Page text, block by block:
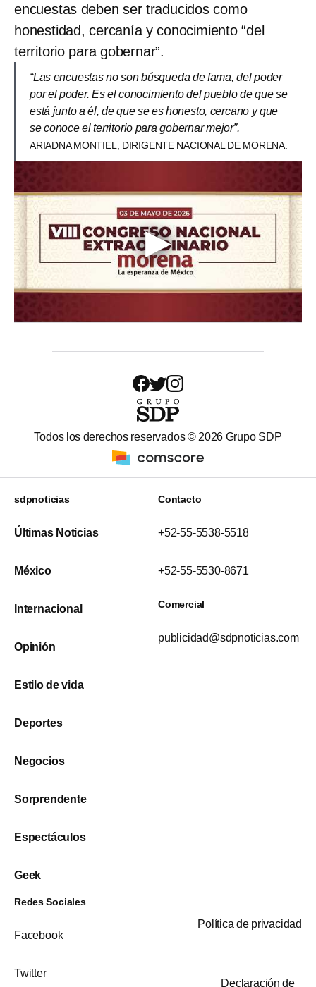
encuestas deben ser traducidos como
honestidad, cercanía y conocimiento “del
territorio para gobernar”.
“Las encuestas no son búsqueda de fama, del poder
por el poder. Es el conocimiento del pueblo de que se
está junto a él, de que se es honesto, cercano y que
se conoce el territorio para gobernar mejor”.
ARIADNA MONTIEL, DIRIGENTE NACIONAL DE MORENA.
Todos los derechos reservados © 2026 Grupo SDP
sdpnoticias
Últimas Noticias
México
Internacional
Opinión
Estilo de vida
Deportes
Negocios
Sorprendente
Espectáculos
Geek
Contacto
+52-55-5538-5518
+52-55-5530-8671
Comercial
publicidad@sdpnoticias.com
Redes Sociales
Facebook
Twitter
Política de privacidad
Declaración de